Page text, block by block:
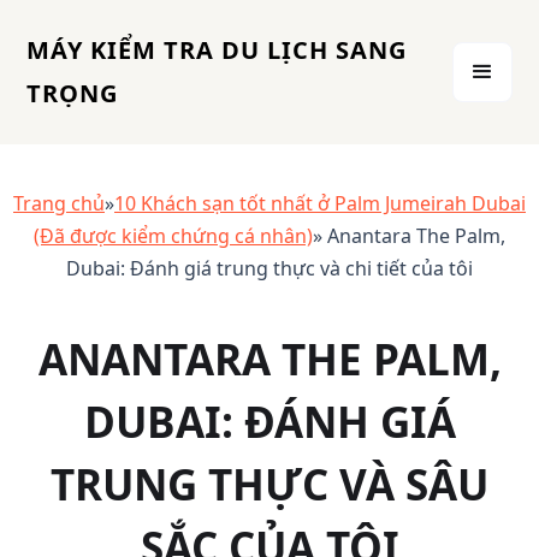
MÁY KIỂM TRA DU LỊCH SANG
TRỌNG
Trang chủ»10 Khách sạn tốt nhất ở Palm Jumeirah Dubai
(Đã được kiểm chứng cá nhân)» Anantara The Palm,
Dubai: Đánh giá trung thực và chi tiết của tôi
ANANTARA THE PALM,
DUBAI: ĐÁNH GIÁ
TRUNG THỰC VÀ SÂU